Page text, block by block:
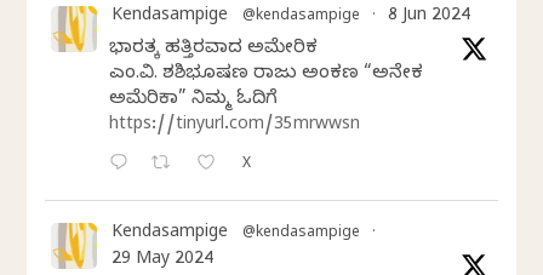
Kendasampige @kendasampige · 8 Jun 2024
ಭಾರತಕ್ಕೆ ಹತ್ತಿರವಾದ ಅಮೇರಿಕ
ಎಂ.ವಿ. ಶಶಿಭೂಷಣ ರಾಜು ಅಂಕಣ “ಅನೇಕ
ಅಮೆರಿಕಾ” ನಿಮ್ಮ ಓದಿಗೆ
https://tinyurl.com/35mrwwsn
X
Kendasampige @kendasampige ·
29 May 2024